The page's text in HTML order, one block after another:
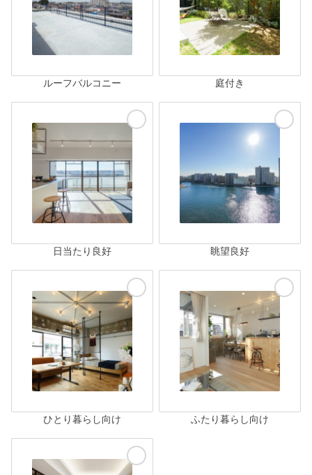
ルーフバルコニー 庭付き
日当たり良好 眺望良好
ひとり暮らし向け ふたり暮らし向け